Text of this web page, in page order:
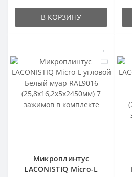
В КОРЗИНУ
Микроплинтус
LACONISTIQ Micro-L